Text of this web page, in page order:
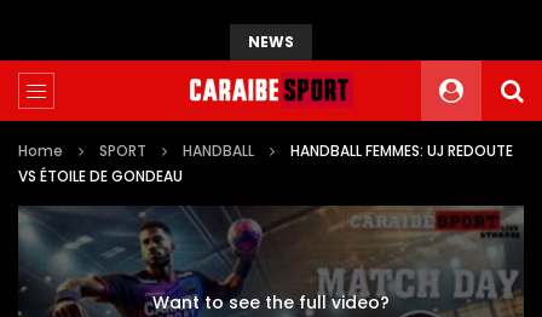
NEWS
Home SPORT HANDBALL
HANDBALL FEMMES: UJ REDOUTE
VS ÉTOILE DE GONDEAU
Want to see the full video?